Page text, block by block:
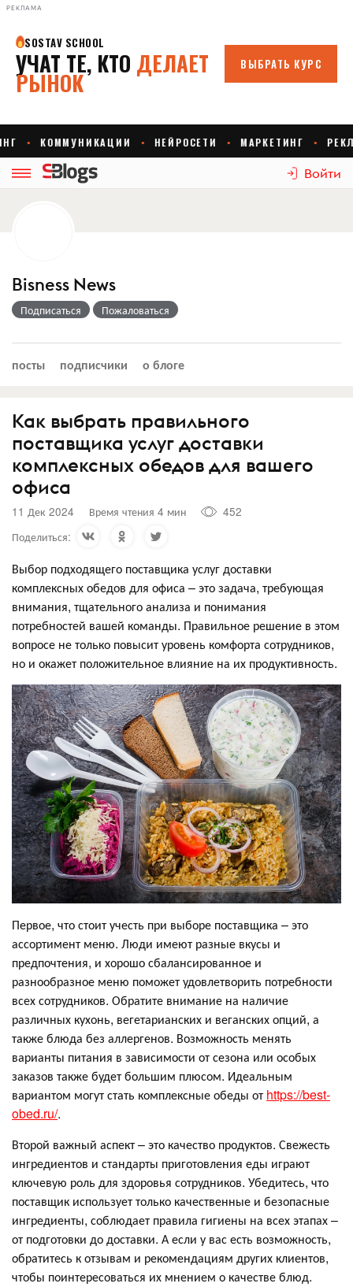
РЕКЛАМА
Войти
Bisness News
Подписаться Пожаловаться
посты подписчики о блоге
Как выбрать правильного
поставщика услуг доставки
комплексных обедов для вашего
офиса
11 Дек 2024 Время чтения 4 мин
452
Поделиться:
Выбор подходящего поставщика услуг доставки
комплексных обедов для офиса – это задача, требующая
внимания, тщательного анализа и понимания
потребностей вашей команды. Правильное решение в этом
вопросе не только повысит уровень комфорта сотрудников,
но и окажет положительное влияние на их продуктивность.
Первое, что стоит учесть при выборе поставщика – это
ассортимент меню. Люди имеют разные вкусы и
предпочтения, и хорошо сбалансированное и
разнообразное меню поможет удовлетворить потребности
всех сотрудников. Обратите внимание на наличие
различных кухонь, вегетарианских и веганских опций, а
также блюда без аллергенов. Возможность менять
варианты питания в зависимости от сезона или особых
заказов также будет большим плюсом. Идеальным
вариантом могут стать комплексные обеды от https://best-
obed.ru/.
Второй важный аспект – это качество продуктов. Свежесть
ингредиентов и стандарты приготовления еды играют
ключевую роль для здоровья сотрудников. Убедитесь, что
поставщик использует только качественные и безопасные
ингредиенты, соблюдает правила гигиены на всех этапах –
от подготовки до доставки. А если у вас есть возможность,
обратитесь к отзывам и рекомендациям других клиентов,
чтобы поинтересоваться их мнением о качестве блюд.